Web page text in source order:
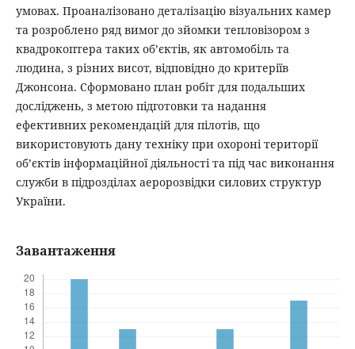
умовах. Проаналізовано деталізацію візуальних камер
та розроблено ряд вимог до зйомки тепловізором з
квадрокоптера таких об’єктів, як автомобіль та
людина, з різних висот, відповідно до критеріїв
Джонсона. Сформовано план робіт для подальших
досліджень, з метою підготовки та надання
ефективних рекомендацій для пілотів, що
використовують дану техніку при охороні території
об’єктів інформаційної діяльності та під час виконання
служби в підрозділах аеророзвідки силових структур
України.
Завантаження